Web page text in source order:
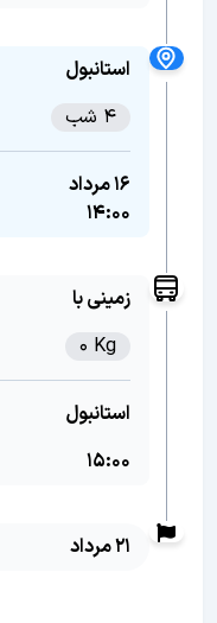
استانبول
4 شب
16 مرداد
14:00
زمینی با
0 Kg
استانبول
15:00
21 مرداد